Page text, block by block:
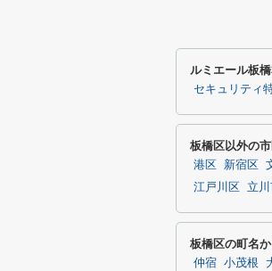
ルミエール板
セキュリティ
板橋区以外の
港区 新宿区
江戸川区
立
板橋区の町名
仲宿 小茂根